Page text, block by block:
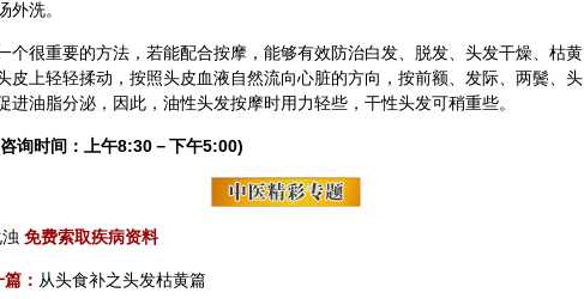
外洗。
个很重要的方法，若能配合按摩，能够有效防治白发、脱发、头发干燥、枯黄
皮上轻轻揉动，按照头皮血液自然流向心脏的方向，按前额、发际、两鬓、头
油脂分泌，因此，油性头发按摩时用力轻些，干性头发可稍重些。
询时间：上午8:30－下午5:00)
免费索取疾病资料
： 从头食补之头发枯黄篇